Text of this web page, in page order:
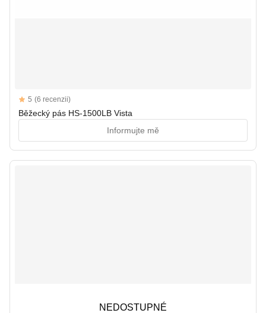
Reviews
5 out of 5 stars
5 (6 recenzii)
Běžecký pás HS-1500LB Vista
Informujte mě
NEDOSTUPNÉ
NEDOSTUPNÉ